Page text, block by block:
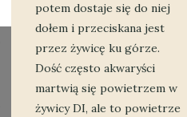
potem dostaje się do niej
dołem i przeciskana jest
przez żywicę ku górze.
Dość często akwaryści
martwią się powietrzem w
żywicy DI, ale to powietrze